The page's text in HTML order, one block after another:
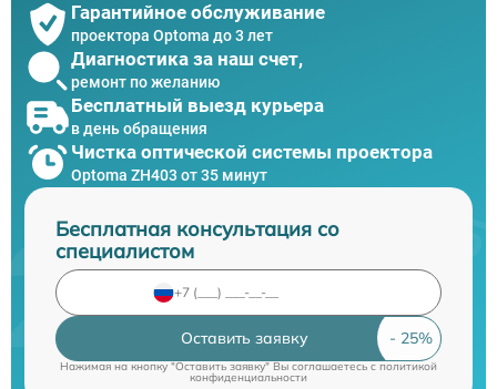
Гарантийное обслуживание
проектора Optoma до 3 лет
Диагностика за наш счет,
ремонт по желанию
Бесплатный выезд курьера
в день обращения
Чистка оптической системы проектора
Optoma ZH403 от 35 минут
Бесплатная консультация со
специалистом
Оставить заявку
Нажимая на кнопку "Оставить заявку" Вы соглашаетесь cполитикой
конфиденциальности